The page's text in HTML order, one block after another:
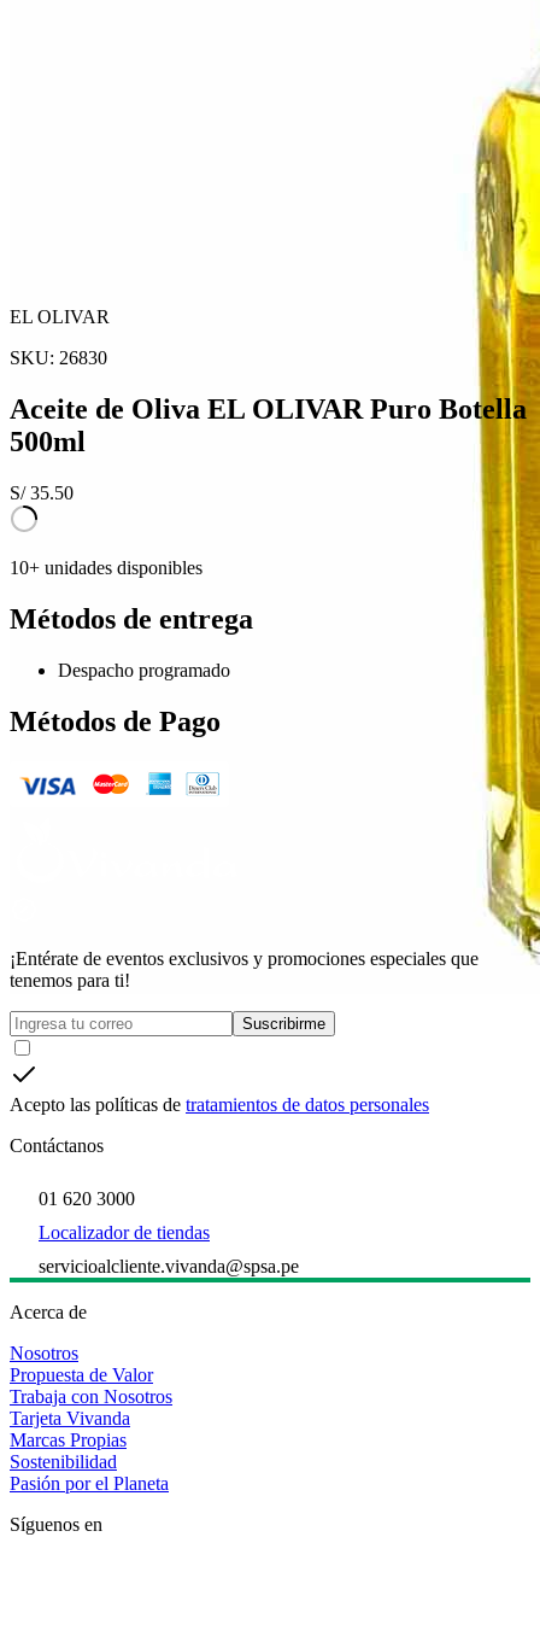
EL OLIVAR
SKU: 26830
Aceite de Oliva EL OLIVAR Puro Botella
500ml
S/35.50
10+ unidades disponibles
Métodos de entrega
Despacho programado
Métodos de Pago
¡Entérate de eventos exclusivos y promociones especiales que
tenemos para ti!
Suscribirme
Acepto las políticas de tratamientos de datos personales
Contáctanos
01 620 3000
Localizador de tiendas
servicioalcliente.vivanda@spsa.pe
Acerca de
Nosotros
Propuesta de Valor
Trabaja con Nosotros
Tarjeta Vivanda
Marcas Propias
Sostenibilidad
Pasión por el Planeta
Síguenos en